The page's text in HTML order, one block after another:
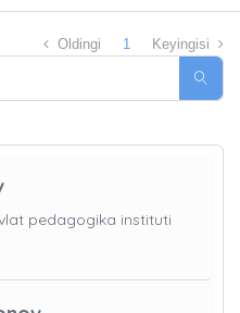
Oldingi 1 Keyingisi
pedagogika instituti